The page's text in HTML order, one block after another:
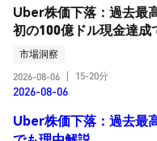
Uber株価下落：過去最
初の100億ドル現金達成
市場洞察
2026-08-06
15-20分
2026-08-06
Uber株価下落：過去最